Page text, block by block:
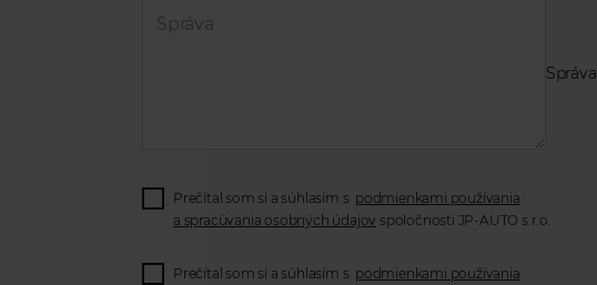
Správa
Prečítal som si a súhlasím s podmienkami používania
a spracúvania osobných údajov spoločnosti JP-AUTO s.r.o.
Prečítal som si a súhlasím s podmienkami používania